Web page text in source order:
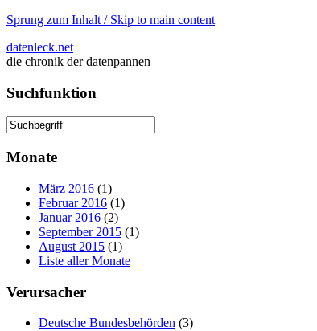
Sprung zum Inhalt / Skip to main content
datenleck.net
die chronik der datenpannen
Suchfunktion
Monate
März 2016 (1)
Februar 2016 (1)
Januar 2016 (2)
September 2015 (1)
August 2015 (1)
Liste aller Monate
Verursacher
Deutsche Bundesbehörden (3)